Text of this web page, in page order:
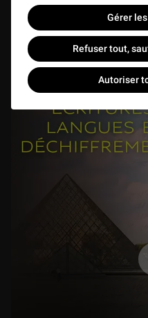
Gérer
Refuser tout,
Autoriser
Gwenaëlle Fellinger
VIDEO 16 min